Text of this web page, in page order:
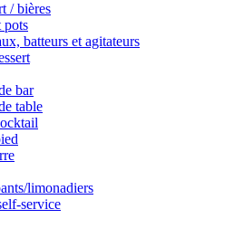
/ bières
pots
batteurs et agitateurs
bar
table
limonadiers
service